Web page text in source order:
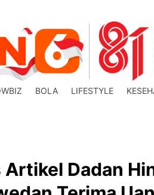
BOLA LIFESTYLE
Artikel Dadan